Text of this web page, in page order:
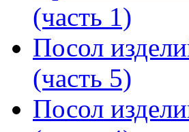
(часть 1)
Посол
(часть 5)
Посол